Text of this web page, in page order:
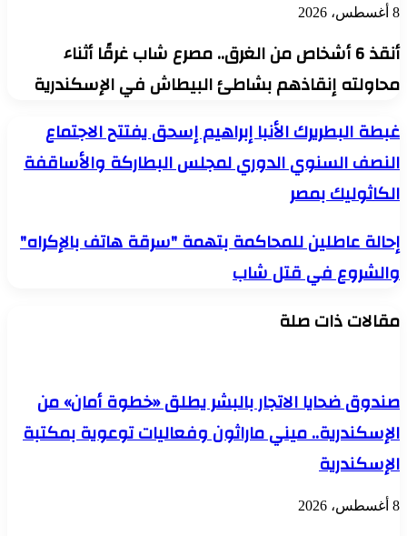
8 أغسطس، 2026
أنقذ 6 أشخاص من الغرق.. مصرع شاب غرقًا أثناء
محاولته إنقاذهم بشاطئ البيطاش في الإسكندرية
غبطة
البطريرك
الأنبا
إسحق
النصف
السنوي
الدوري
البطاركة
والأساقفة
غبطة البطريرك الأنبا إبراهيم إسحق يفتتح الاجتماع
النصف السنوي الدوري لمجلس البطاركة والأساقفة
الكاثوليك بمصر
إحالة
عاطلين
للمحاكمة
بتهمة
هاتف
شاب
إحالة عاطلين للمحاكمة بتهمة "سرقة هاتف بالإكراه"
والشروع في قتل شاب
مقالات ذات صلة
صندوق ضحايا الاتجار بالبشر يطلق «خطوة أمان» من
الإسكندرية.. ميني ماراثون وفعاليات توعوية بمكتبة
الإسكندرية
8 أغسطس، 2026